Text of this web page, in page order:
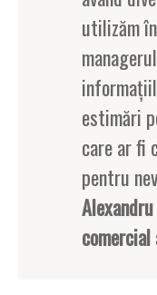
utilizăm
estimări
care ar fi
pentru